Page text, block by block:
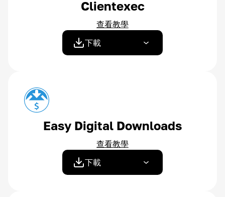
Clientexec
查看教學
下載
Easy Digital Downloads
查看教學
下載